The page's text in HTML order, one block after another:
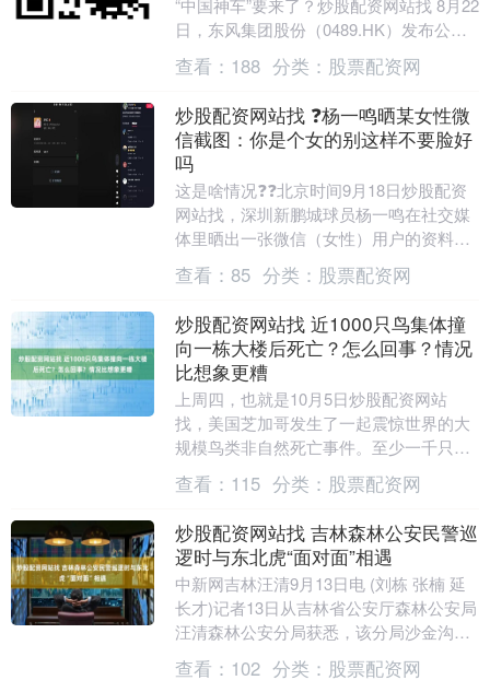
“中国神车”要来了？炒股配资网站找 8月22
日，东风集团股份（0489.HK）发布公告
称，子公司岚图汽车将以介绍上市方式
登....
查看： 188 分类： 股票配资网
炒股配资网站找 ❓杨一鸣晒某女性微
信截图：你是个女的别这样不要脸好
吗
这是啥情况❓❓北京时间9月18日炒股配资
网站找，深圳新鹏城球员杨一鸣在社交媒
体里晒出一张微信（女性）用户的资料截
图，配文写着：“你是个女的，别这样不要
脸好吗？”....
查看： 85 分类： 股票配资网
炒股配资网站找 近1000只鸟集体撞
向一栋大楼后死亡？怎么回事？情况
比想象更糟
上周四，也就是10月5日炒股配资网站
找，美国芝加哥发生了一起震惊世界的大
规模鸟类非自然死亡事件。至少一千只正
在南迁的候鸟撞上了麦考密克会展中心
——北美最大的会议....
查看： 115 分类： 股票配资网
炒股配资网站找 吉林森林公安民警巡
逻时与东北虎“面对面”相遇
中新网吉林汪清9月13日电 (刘栋 张楠 延
长才)记者13日从吉林省公安厅森林公安局
汪清森林公安分局获悉，该分局沙金沟森
林派出所民警在巡逻时遇到野生东北虎，
专家....
查看： 102 分类： 股票配资网